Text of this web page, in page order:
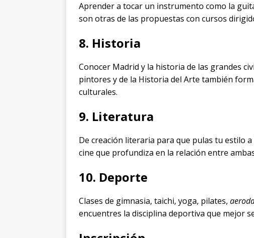
Aprender a tocar un instrumento como la
son otras de las propuestas con cursos
8. Historia
Conocer Madrid y la historia de las grandes
pintores y de la Historia del Arte también
culturales.
9. Literatura
De creación literaria para que pulas tu estilo
cine que profundiza en la relación entre
10. Deporte
Clases de gimnasia, taichi, yoga, pilates,
encuentres la disciplina deportiva que mejor